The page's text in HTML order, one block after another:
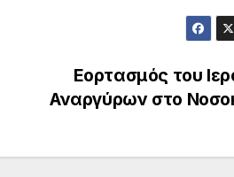
Εορτασμός του
Αναργύρων στο